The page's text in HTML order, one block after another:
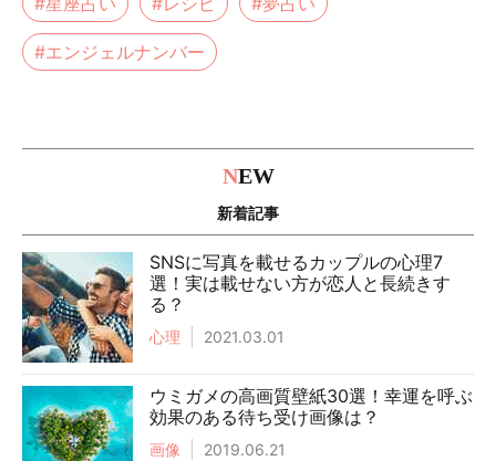
#エンジェルナンバー
NEW
新着記事
SNSに写真を載せるカップルの心理7
選！実は載せない方が恋人と長続きす
る？
心理 2021.03.01
ウミガメの高画質壁紙30選！幸運を呼ぶ
効果のある待ち受け画像は？
画像 2019.06.21